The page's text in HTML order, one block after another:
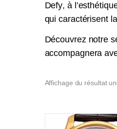
Defy, à
qui caractérisent
Découvrez notre
accompagnera
Affichage du résultat